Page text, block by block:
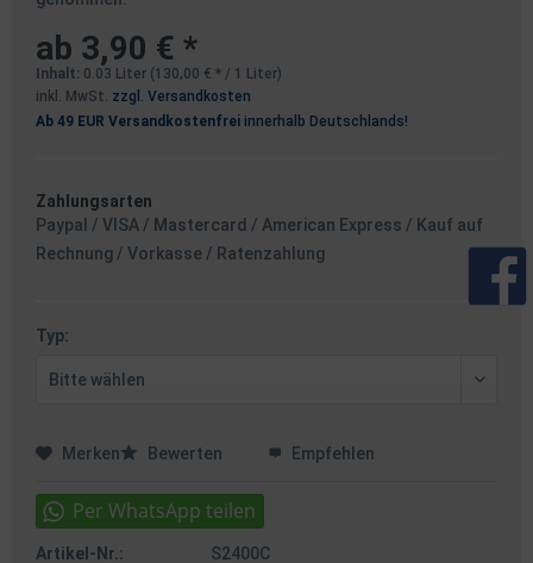
ab 3,90 € *
Inhalt: 0.03 Liter (130,00 € * / 1 Liter)
inkl. MwSt. zzgl. Versandkosten
Ab 49 EUR Versandkostenfrei innerhalb Deutschlands!
Zahlungsarten
Paypal / VISA / Mastercard / American Express / Kauf auf
Rechnung / Vorkasse / Ratenzahlung
Typ:
Merken Bewerten Empfehlen
Artikel-Nr.: S2400C